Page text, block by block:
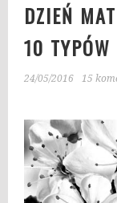
DZIEŃ
10
24/05/2016 15